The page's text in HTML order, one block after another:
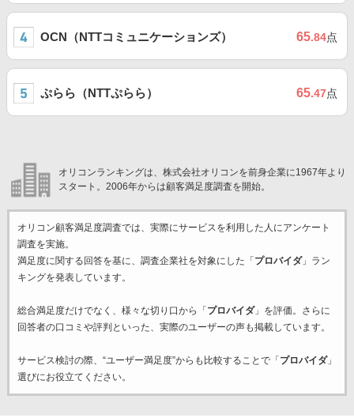
OCN（NTTコミュニケーションズ） 65.84点
ぷらら（NTTぷらら） 65.47点
オリコンランキングは、株式会社オリコンを前身企業に1967年より
スタート。2006年からは顧客満足度調査を開始。
オリコン顧客満足度調査では、実際にサービスを利用した 人にアンケート
調査を実施。
満足度に関する回答を基に、調査企業社を対象にした「 プロバイダ」ラン
キングを発表しています。
総合満足度だけでなく、様々な切り口から「 プロバイダ」を評価。さらに
回答者の口コミや評判といった、実際のユーザーの声も掲載しています。
サービス検討の際、“ユーザー満足度”からも比較することで「 プロバイダ」
選びにお役立てください。